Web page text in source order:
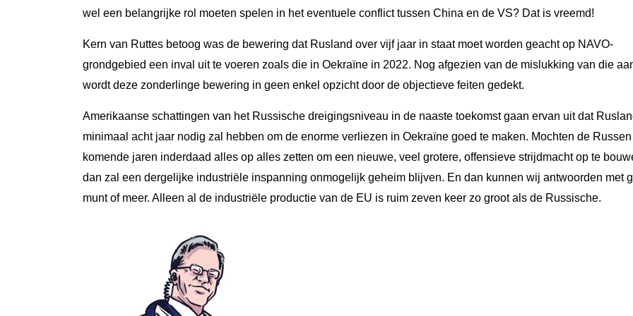
wel een belangrijke rol moeten spelen in het eventuele conflict tussen China en de VS? Dat is vreemd!
Kern van Ruttes betoog was de bewering dat Rusland over vijf jaar in staat moet worden geacht op NAVO-
grondgebied een inval uit te voeren zoals die in Oekraïne in 2022. Nog afgezien van de mislukking van die
wordt deze zonderlinge bewering in geen enkel opzicht door de objectieve feiten gedekt.
Amerikaanse schattingen van het Russische dreigingsniveau in de naaste toekomst gaan ervan uit dat
minimaal acht jaar nodig zal hebben om de enorme verliezen in Oekraïne goed te maken. Mochten de
komende jaren inderdaad alles op alles zetten om een nieuwe, veel grotere, offensieve strijdmacht op te
dan zal een dergelijke industriële inspanning onmogelijk geheim blijven. En dan kunnen wij antwoorden met
munt of meer. Alleen al de industriële productie van de EU is ruim zeven keer zo groot als de Russische.